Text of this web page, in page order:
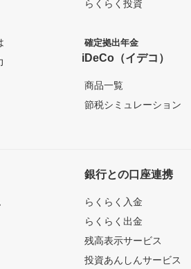
らくらく投資
確定拠出年金
iDeCo（イデコ）
商品一覧
節税シミュレーション
銀行との口座連携
らくらく入金
らくらく出金
残高表示サービス
投資あんしんサービス